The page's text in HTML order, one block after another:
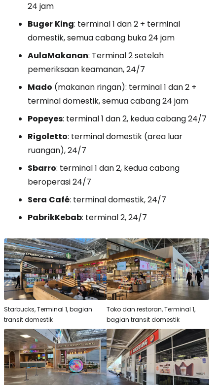
24 jam
Buger King: terminal 1 dan 2 + terminal
domestik, semua cabang buka 24 jam
AulaMakanan: Terminal 2 setelah
pemeriksaan keamanan, 24/7
Mado (makanan ringan): terminal 1 dan 2 +
terminal domestik, semua cabang 24 jam
Popeyes: terminal 1 dan 2, kedua cabang 24/7
Rigoletto: terminal domestik (area luar
ruangan), 24/7
Sbarro: terminal 1 dan 2, kedua cabang
beroperasi 24/7
Sera Café: terminal domestik, 24/7
PabrikKebab: terminal 2, 24/7
Starbucks, Terminal 1, bagian
transit domestik
Toko dan restoran, Terminal 1,
bagian transit domestik